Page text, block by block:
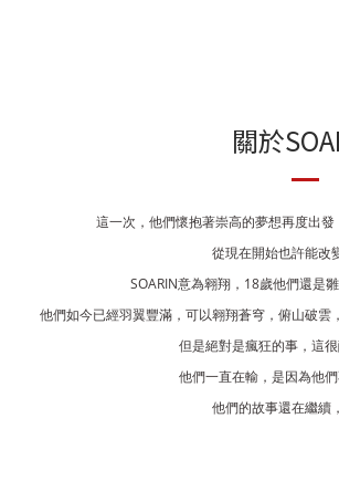
關於
這一次，他們懷抱著崇高的夢想再度出發
從現在開始也許能改
SOARIN意為翱翔， 18歲他們還是雛
他們如今已經羽翼豐滿，可以翱翔蒼穹，俯山破雲
但是絕對是瘋狂的事，這很
他們一直在輸，是因為他們
他們的故事還在繼續